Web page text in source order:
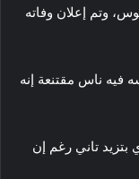
وتم إعلان وفاته
مايكل جاكسون مات في 2009 ولسه فيه ناس مقتنعة إنه
تاني رغم إن